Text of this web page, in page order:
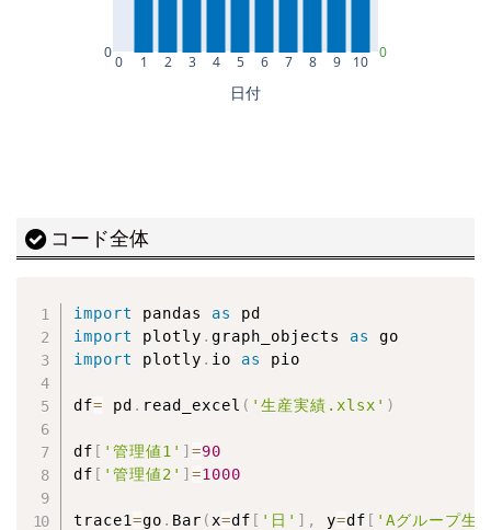
コード全体
import pandas as
import
plotly . graph_objects as
import
plotly . io as pio
df= pd . read_excel ( '生産実績.xlsx' )
df [ '管理値1' ]=90
df [ '管理値2' ]=1000
trace1=go . Bar ( x=df [ '日' ] , y=df [ 'Aグループ生